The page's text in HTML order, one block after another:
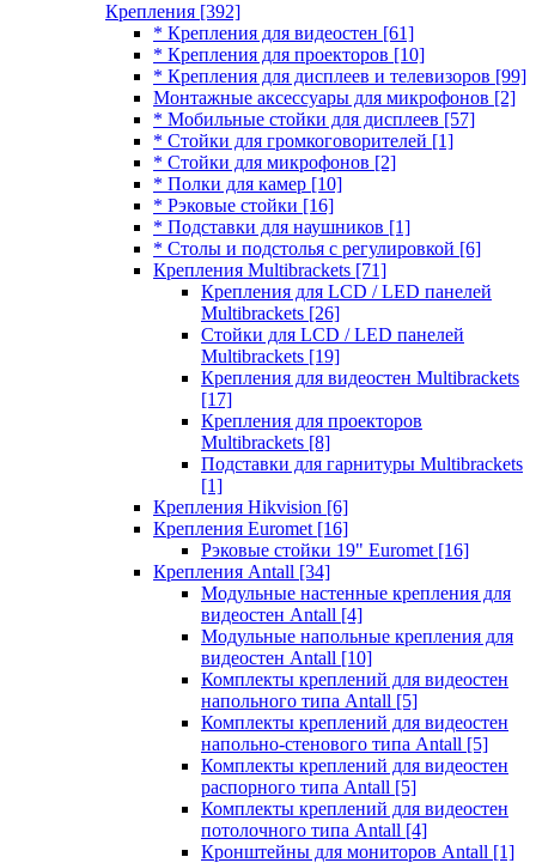
Крепления [392]
* Крепления для видеостен [61]
* Крепления для проекторов [10]
* Крепления для дисплеев и телевизоров [99]
Монтажные аксессуары для микрофонов [2]
* Мобильные стойки для дисплеев [57]
* Стойки для громкоговорителей [1]
* Стойки для микрофонов [2]
* Полки для камер [10]
* Рэковые стойки [16]
* Подставки для наушников [1]
* Столы и подстолья с регулировкой [6]
Крепления Multibrackets [71]
Крепления для LCD / LED панелей
Multibrackets [26]
Стойки для LCD / LED панелей
Multibrackets [19]
Крепления для видеостен Multibrackets
[17]
Крепления для проекторов
Multibrackets [8]
Подставки для гарнитуры Multibrackets
[1]
Крепления Hikvision [6]
Крепления Euromet [16]
Рэковые стойки 19" Euromet [16]
Крепления Antall [34]
Модульные настенные крепления для
видеостен Antall [4]
Модульные напольные крепления для
видеостен Antall [10]
Комплекты креплений для видеостен
напольного типа Antall [5]
Комплекты креплений для видеостен
напольно-стенового типа Antall [5]
Комплекты креплений для видеостен
распорного типа Antall [5]
Комплекты креплений для видеостен
потолочного типа Antall [4]
Кронштейны для мониторов Antall [1]